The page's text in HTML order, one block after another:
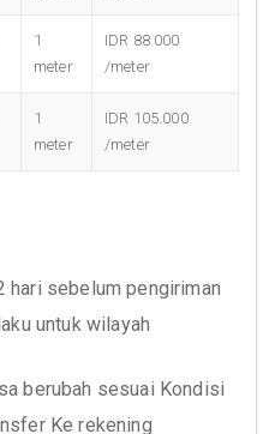
1
meter
IDR 88.000
/meter
1
meter
IDR 105.000
/meter
hari sebelum pengiriman
untuk wilayah
berubah sesuai Kondisi
Ke rekening